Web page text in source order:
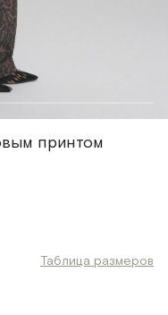
принтом
Таблица размеров